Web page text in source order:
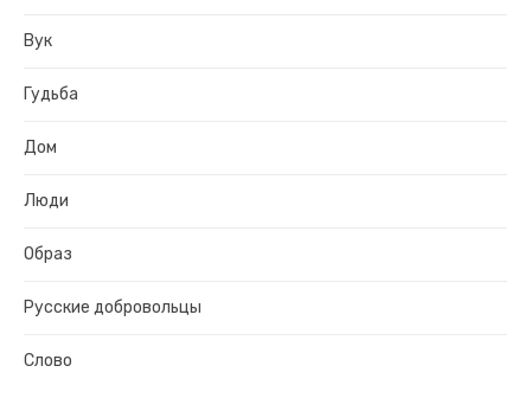
Вук
Гудьба
Дом
Люди
Образ
Русские добровольцы
Слово